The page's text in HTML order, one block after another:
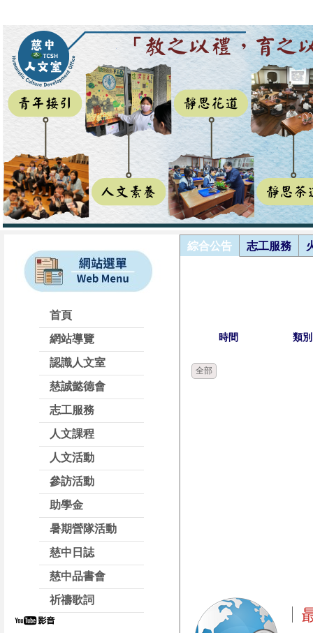
首頁
網站導覽
認識人文室
慈誠懿德會
志工服務
人文課程
人文活動
參訪活動
助學金
暑期營隊活動
慈中日誌
慈中品書會
祈禱歌詞
綜合公告 志工服務
時間 類別
全部